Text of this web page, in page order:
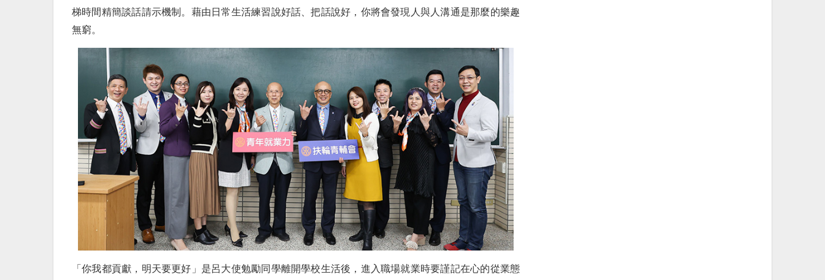
梯時間精簡談話請示機制。藉由日常生活練習說好話、把話說好，你將會發現人與人溝通是那麼的樂趣
無窮。
「你我都貢獻，明天要更好」是呂大使勉勵同學離開學校生活後，進入職場就業時要謹記在心的從業態